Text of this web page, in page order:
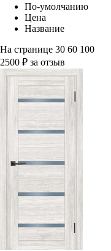
По-умолчанию
Цена
Название
На странице 30 60 100
2500 ₽ за отзыв